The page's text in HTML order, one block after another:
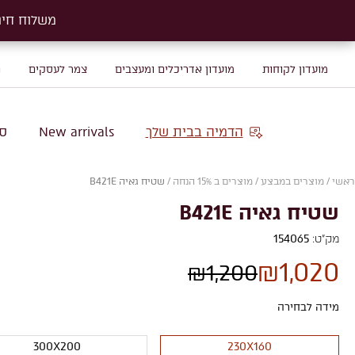
מועדון לקוחות מועדון אדריכלים ומעצבים צמר לעסקים
הדמיה בבית שלך New arrivals
ראשי / מוצרים במבצע / מוצרים ב 15% הנחה / שטיח גאיה B421E
שטיח גאיה B421E
מק"ט: 154065
₪1,200₪1,020
מידה לבחירה
230X160
300X200
משלוח חינם על
משלוח חינם על